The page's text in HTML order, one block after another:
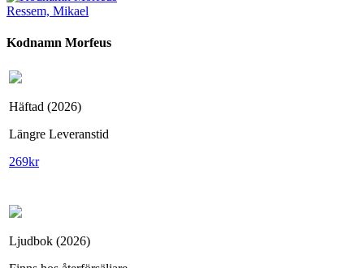
Ressem, Mikael
Kodnamn Morfeus
Häftad (2026)
Längre Leveranstid
269kr
Ljudbok (2026)